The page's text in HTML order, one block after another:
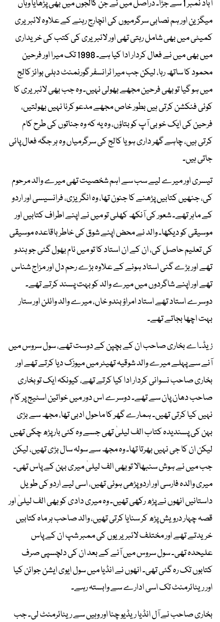
آباد نمبر 1 سے جڑا۔ دراصل میں نے جن کالجوں میں بھی پڑھایا وہاں
میگزین اور ہم نصابی سرگرمیوں کی انچارج رہنے کے علاوہ لائبریری
کمیٹی میں بھی شامل رہتی تھی اور لائبریری کی کتب کی خریداری
میں بھی میں نے فعال کردار ادا کیا ہے۔ 1998 تک میرا اور فرحین
محمود کا ساتھ رہا، لیکن جب میرا ٹرانسفر گورنمنٹ دہلی بوائز کالج
میں ہو گیا تو بھی فرحین مجھے بھولی نہیں۔ وہ جب بھی لائبریری کا
کوئی فنکشن کرتی ہیں بطور خاص مجھے مدعو کرنا نہیں بھولتیں،
فرحین کی ایک خوبی آپ کو بتاؤں، وہ یہ کہ وہ جناتوں کی طرح کام
کرتی ہیں، چاہے گھر داری ہو یا کالج کی سرگرمیاں وہ ہر جگہ فعال پائی
جاتی ہیں۔
تیسری اور میرے لیے سب سے اہم شخصیت تھی میرے والد مرحوم
کی، جنھیں کتابیں پڑھنے کا جنون تھا، وہ انگریزی، فرانسیسی اور اردو
کے ماہر تھے۔ شعور کی آنکھ کھلی تو میں نے اپنے اطراف کتابیں اور
موسیقی کو دیکھا۔ والد نے محض اپنے شوق کی خاطر باقاعدہ موسیقی
کی تعلیم حاصل کی، ان کے ان استاد کا تو میں نام بھول گئی جو ہندو
تھے اور بڑے گنی استاد ہونے کے علاوہ بڑے رحم دل اور مزاج شناس
تھے اور اپنے شاگردوں میں میرے والد کو بہت پسند کرتے تھے۔
دوسرے استاد تھے استاد امراؤ بندو خاں، میرے والد وائلن اور ستار
بہت اچھا بجاتے تھے۔
زیڈ۔اے بخاری صاحب ان کے بچپن کے دوست تھے، سول سروس میں
آنے سے پہلے میرے والد شوقیہ تھیٹر میں میوزک دیا کرتے تھے اور
بخاری صاحب نسوانی کردار ادا کیا کرتے تھے، کیونکہ ایک تو بخاری
صاحب دھان پان سے تھے۔ دوسرے اس دور میں خواتین اسٹیج پر کام
نہیں کیا کرتی تھیں۔ ہمارے گھر کا ماحول ادبی تھا، مجھ سے بڑی
بہن کی پسندیدہ کتاب الف لیلیٰ تھی جسے وہ کئی بار پڑھ چکی تھیں
لیکن ان کا جی نہیں بھرتا تھا۔ وہ مجھ سے سولہ سال بڑی تھیں، لیکن
جب میں نے ہوش سنبھالا تو بھی الف لیلیٰ میری بہن کے پاس تھی۔
میری والدہ فارسی اور اردو پڑھی ہوئی تھیں، اسی لیے اردو کی طویل
داستانیں انھوں نے پڑھ رکھی تھیں۔ وہ میری دادی کو بھی الف لیلیٰ اور
قصہ چہار درویش پڑھ کر سنایا کرتی تھیں، والد صاحب ہر ماہ کتابیں
خریدتے تھے اور مختلف لائبریریوں کی ممبر شپ ان کے پاس
علیحدہ تھی۔ سول سروس میں آنے کے بعد ان کی دلچسپی صرف
کتابوں تک رہ گئی تھی۔ انھوں نے انڈیا میں سول ایوی ایشن جوائن کیا
اور ریٹائرمنٹ تک اسی ادارے سے وابستہ رہے۔
بخاری صاحب نے آل انڈیا ریڈیو چنا اور وہیں سے ریٹائرمنٹ لی۔ جب